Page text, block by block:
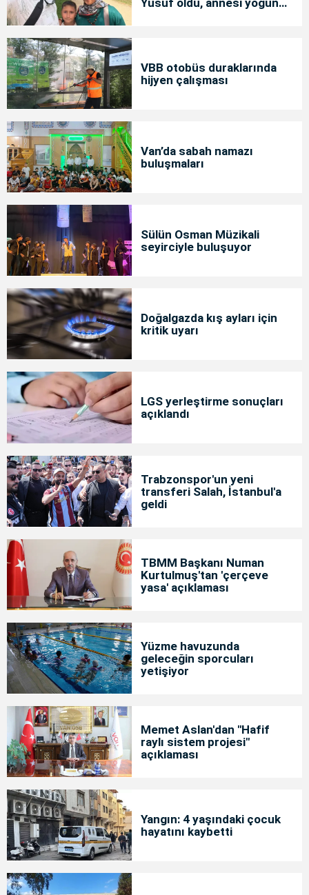
VBB otobüs duraklarında
hijyen çalışması
Van’da sabah namazı
buluşmaları
Sülün Osman Müzikali
seyirciyle buluşuyor
Doğalgazda kış ayları için
kritik uyarı
LGS yerleştirme sonuçları
açıklandı
Trabzonspor'un yeni
transferi Salah, İstanbul'a
geldi
TBMM Başkanı Numan
Kurtulmuş'tan 'çerçeve
yasa' açıklaması
Yüzme havuzunda
geleceğin sporcuları
yetişiyor
Memet Aslan'dan "Hafif
raylı sistem projesi"
açıklaması
Yangın: 4 yaşındaki çocuk
hayatını kaybetti